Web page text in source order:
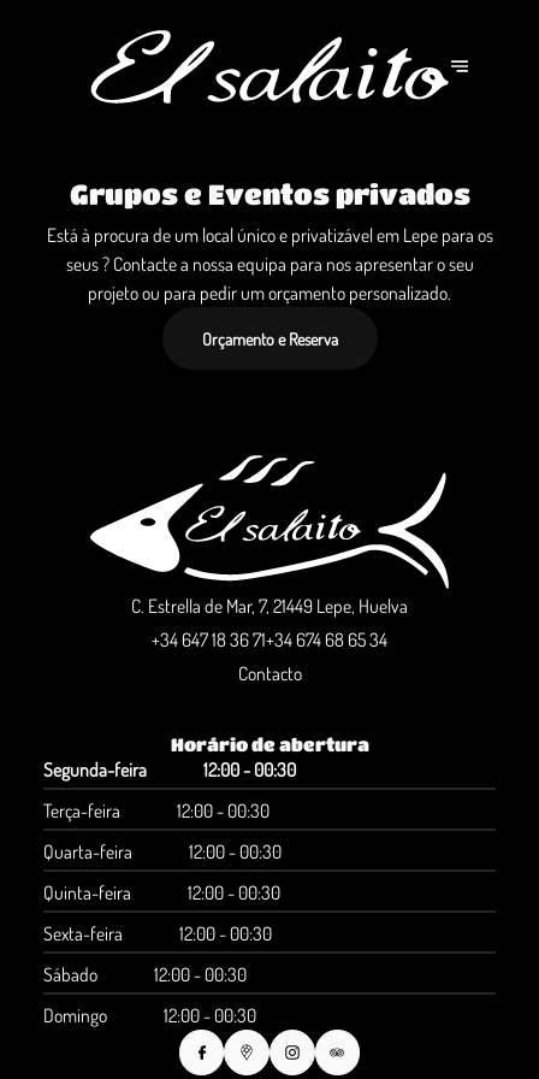
Grupos e Eventos privados
Está à procura de um local único e privatizável em Lepe para os
seus ? Contacte a nossa equipa para nos apresentar o seu
projeto ou para pedir um orçamento personalizado.
Orçamento e Reserva
C. Estrella de Mar, 7, 21449 Lepe, Huelva
+34 647 18 36 71+34 674 68 65 34
Contacto
Horário de abertura
Segunda-feira
12:00 - 00:30
Terça-feira
12:00 - 00:30
Quarta-feira
12:00 - 00:30
Quinta-feira
12:00 - 00:30
Sexta-feira
12:00 - 00:30
Sábado
12:00 - 00:30
Domingo
12:00 - 00:30